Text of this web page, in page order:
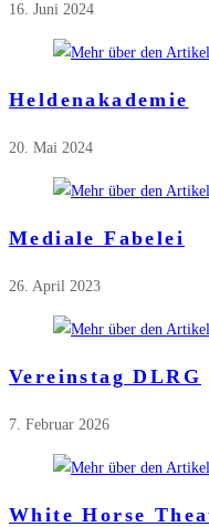
16. Juni 2024
Heldenakademie
20. Mai 2024
Mediale Fabelei
26. April 2023
Vereinstag DLRG
7. Februar 2026
White Horse